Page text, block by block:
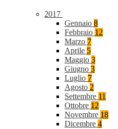
2017
Gennaio 8
Febbraio 12
Marzo 7
Aprile 5
Maggio 3
Giugno 3
Luglio 7
Agosto 2
Settembre 11
Ottobre 12
Novembre 18
Dicembre 4